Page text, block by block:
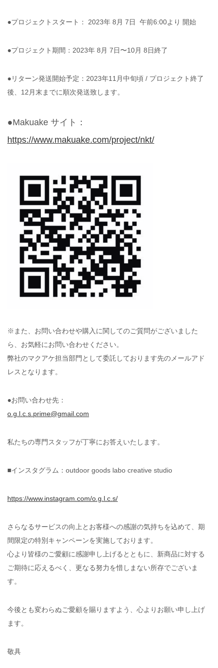
●プロジェクトスタート： 2023年 8月 7日 午前6:00より 開始
●プロジェクト期間：2023年 8月 7日〜10月 8日終了
●リターン発送開始予定：2023年11月中旬頃 / プロジェクト終了
後、12月末までに順次発送致します。
●Makuake サイト：
https://www.makuake.com/project/nkt/
※また、お問い合わせや購入に関してのご質問がございました
ら、お気軽にお問い合わせください。
弊社のマクアケ担当部門として委託しております先のメールアド
レスとなります。
●お問い合わせ先：
o.g.l.c.s.prime@gmail.com
私たちの専門スタッフが丁寧にお答えいたします。
■インスタグラム：outdoor goods labo creative studio
https://www.instagram.com/o.g.l.c.s/
さらなるサービスの向上とお客様への感謝の気持ちを込めて、期
間限定の特別キャンペーンを実施しております。
心より皆様のご愛顧に感謝申し上げるとともに、新商品に対する
ご期待に応えるべく、更なる努力を惜しまない所存でございま
す。
今後とも変わらぬご愛顧を賜りますよう、心よりお願い申し上げ
ます。
敬具